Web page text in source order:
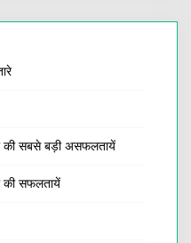
की सबसे बड़ी असफलतायें
की सफलतायें